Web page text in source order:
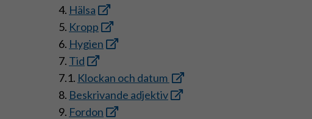
4. Hälsa
5. Kropp
6. Hygien
7. Tid
7.1. Klockan och datum
8. Beskrivande adjektiv
9. Fordon